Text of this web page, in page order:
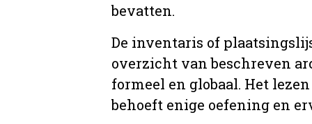
bevatten.
De inventaris of
overzicht van beschreven
formeel en globaal. Het
behoeft enige oefening en